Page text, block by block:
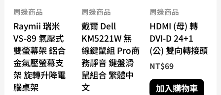
周邊商品
Raymii 瑞米
VS-89 氣壓式
雙螢幕架 鋁合
金氣壓螢幕支
架 旋轉升降電
腦桌架
周邊商品
戴爾 Dell
KM5221W 無
線鍵鼠組 Pro商
務靜音 鍵盤滑
鼠組合 繁體中
文
周邊商品
HDMI (母) 轉
DVI-D 24+1
(公) 雙向轉接頭
NT$69
加入購物車